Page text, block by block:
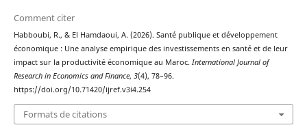
Comment citer
Habboubi, R., & El Hamdaoui, A. (2026). Santé publique et développement
économique : Une analyse empirique des investissements en santé et de leur
impact sur la productivité économique au Maroc. International Journal of
Research in Economics and Finance, 3(4), 78–96.
https://doi.org/10.71420/ijref.v3i4.254
Formats de citations